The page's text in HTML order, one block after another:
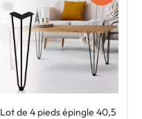
Lot de 4 pieds épingle 40,5